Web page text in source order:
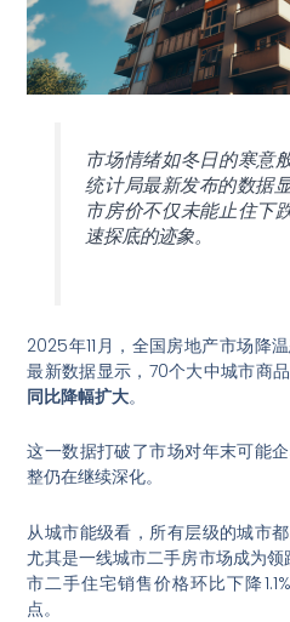
市场情绪如冬日的寒意
统计局最新发布的数据
市房价不仅未能止住下
速探底的迹象。
2025年11月，全国房地产市场降
最新数据显示，70个大中城市商
同比降幅扩大。
这一数据打破了市场对年末可能
整仍在继续深化。
从城市能级看，所有层级的城市
尤其是一线城市二手房市场成为领
市二手住宅销售价格环比下降
点。